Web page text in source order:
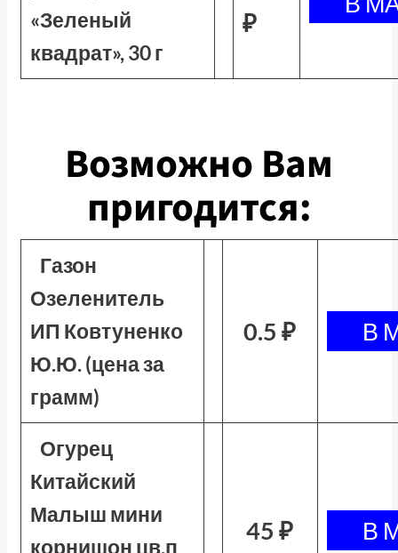
«Зеленый
квадрат», 30 г
₽
Возможно Вам
пригодится:
Газон
Озеленитель
ИП Ковтуненко
Ю.Ю. (цена за
грамм)
0.5 ₽
Огурец
Китайский
Малыш мини
корнишон цв.п
45 ₽